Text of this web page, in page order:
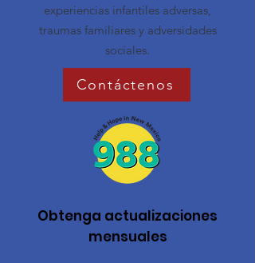
experiencias infantiles adversas,
traumas familiares y adversidades
sociales.
Contáctenos
Obtenga actualizaciones
mensuales